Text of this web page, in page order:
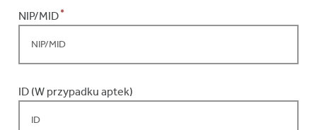
NIP/MID *
ID (W przypadku aptek)